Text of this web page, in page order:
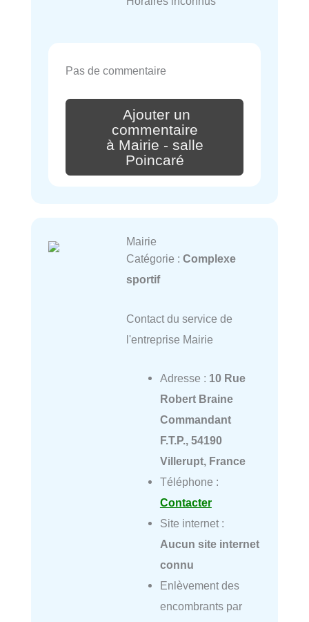
Pas de commentaire
Ajouter un
commentaire
à Mairie - salle
Poincaré
Mairie
Catégorie : Complexe
sportif
Contact du service de
l'entreprise Mairie
Adresse : 10 Rue
Robert Braine
Commandant
F.T.P., 54190
Villerupt, France
Téléphone :
Contacter
Site internet :
Aucun site internet
connu
Enlèvement des
encombrants par